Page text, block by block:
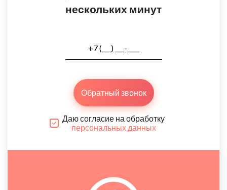
нескольких минут
Обратный звонок
Даю согласие на обработку
персональных данных